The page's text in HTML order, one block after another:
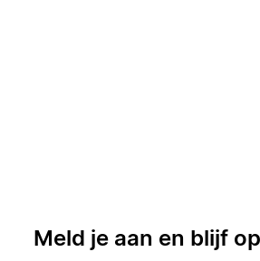
Meld je aan en blijf